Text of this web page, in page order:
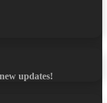
updates!